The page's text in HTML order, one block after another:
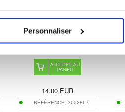
Personnaliser
14,00EUR
RÉFÉRENCE: 3002867